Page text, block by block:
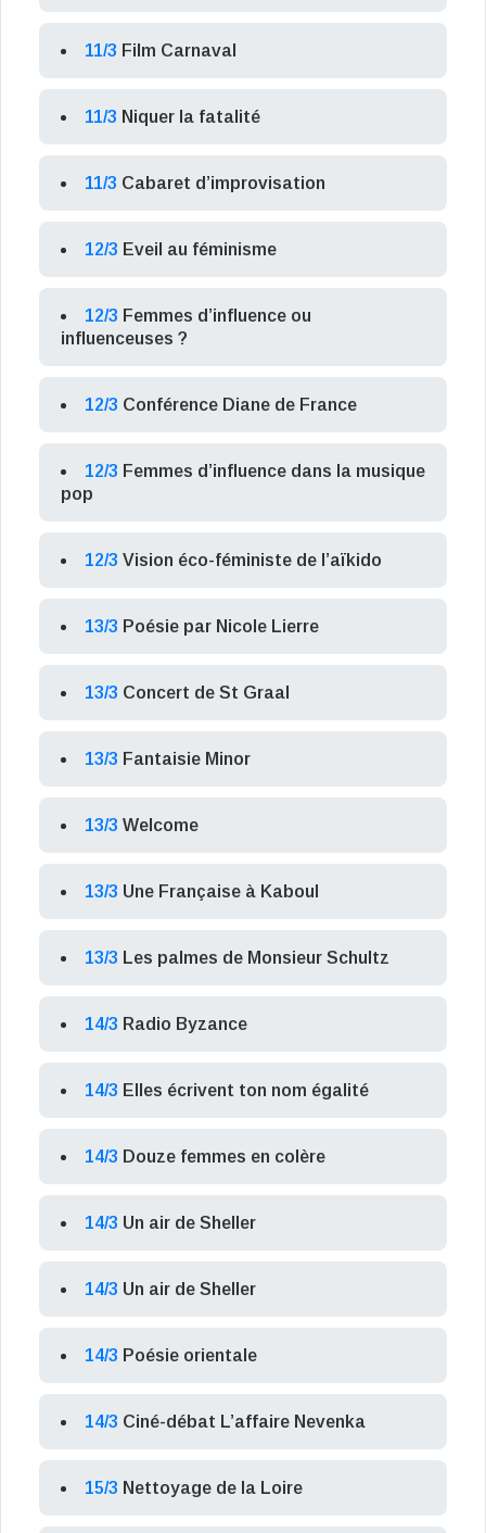
11/3 Film Carnaval
11/3 Niquer la fatalité
11/3 Cabaret d’improvisation
12/3 Eveil au féminisme
12/3 Femmes d’influence ou
influenceuses ?
12/3 Conférence Diane de France
12/3 Femmes d’influence dans la musique
pop
12/3 Vision éco-féministe de l’aïkido
13/3 Poésie par Nicole Lierre
13/3 Concert de St Graal
13/3 Fantaisie Minor
13/3 Welcome
13/3 Une Française à Kaboul
13/3 Les palmes de Monsieur Schultz
14/3 Radio Byzance
14/3 Elles écrivent ton nom égalité
14/3 Douze femmes en colère
14/3 Un air de Sheller
14/3 Un air de Sheller
14/3 Poésie orientale
14/3 Ciné-débat L’affaire Nevenka
15/3 Nettoyage de la Loire